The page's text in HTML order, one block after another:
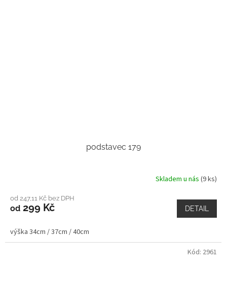
podstavec 179
Skladem u nás (9 ks)
od 247,11 Kč bez DPH
od 299 Kč DETAIL
výška 34cm / 37cm / 40cm
Kód: 2961